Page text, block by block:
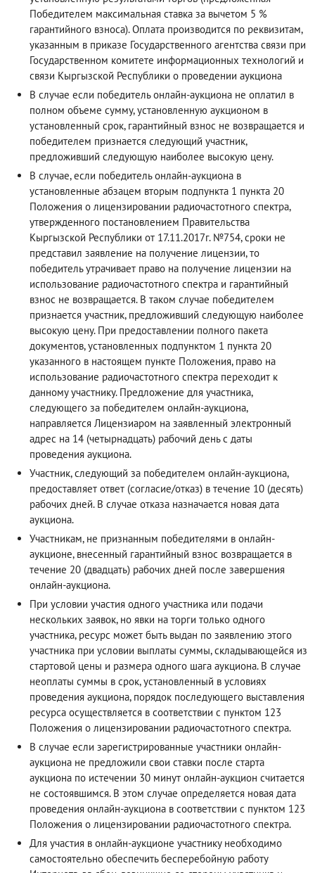
Победителем максимальная ставка за вычетом 5 %
гарантийного взноса). Оплата производится по реквизитам,
указанным в приказе Государственного агентства связи при
Государственном комитете информационных технологий и
связи Кыргызской Республики о проведении аукциона
В случае если победитель онлайн-аукциона не оплатил в
полном объеме сумму, установленную аукционом в
установленный срок, гарантийный взнос не возвращается и
победителем признается следующий участник,
предложивший следующую наиболее высокую цену.
В случае, если победитель онлайн-аукциона в
установленные абзацем вторым подпункта 1 пункта 20
Положения о лицензировании радиочастотного спектра,
утвержденного постановлением Правительства
Кыргызской Республики от 17.11.2017г. №754, сроки не
представил заявление на получение лицензии, то
победитель утрачивает право на получение лицензии на
использование радиочастотного спектра и гарантийный
взнос не возвращается. В таком случае победителем
признается участник, предложивший следующую наиболее
высокую цену. При предоставлении полного пакета
документов, установленных подпунктом 1 пункта 20
указанного в настоящем пункте Положения, право на
использование радиочастотного спектра переходит к
данному участнику. Предложение для участника,
следующего за победителем онлайн-аукциона,
направляется Лицензиаром на заявленный электронный
адрес на 14 (четырнадцать) рабочий день с даты
проведения аукциона.
Участник, следующий за победителем онлайн-аукциона,
предоставляет ответ (согласие/отказ) в течение 10 (десять)
рабочих дней. В случае отказа назначается новая дата
аукциона.
Участникам, не признанным победителями в онлайн-
аукционе, внесенный гарантийный взнос возвращается в
течение 20 (двадцать) рабочих дней после завершения
онлайн-аукциона.
При условии участия одного участника или подачи
нескольких заявок, но явки на торги только одного
участника, ресурс может быть выдан по заявлению этого
участника при условии выплаты суммы, складывающейся из
стартовой цены и размера одного шага аукциона. В случае
неоплаты суммы в срок, установленный в условиях
проведения аукциона, порядок последующего выставления
ресурса осуществляется в соответствии с пунктом 123
Положения о лицензировании радиочастотного спектра.
В случае если зарегистрированные участники онлайн-
аукциона не предложили свои ставки после старта
аукциона по истечении 30 минут онлайн-аукцион считается
не состоявшимся. В этом случае определяется новая дата
проведения онлайн-аукциона в соответствии с пунктом 123
Положения о лицензировании радиочастотного спектра.
Для участия в онлайн-аукционе участнику необходимо
самостоятельно обеспечить бесперебойную работу